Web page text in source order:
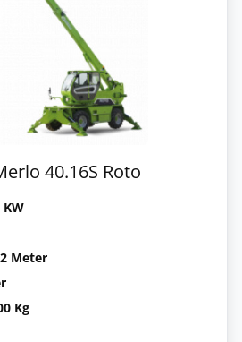
40.16S Roto
KW
Meter
Kg